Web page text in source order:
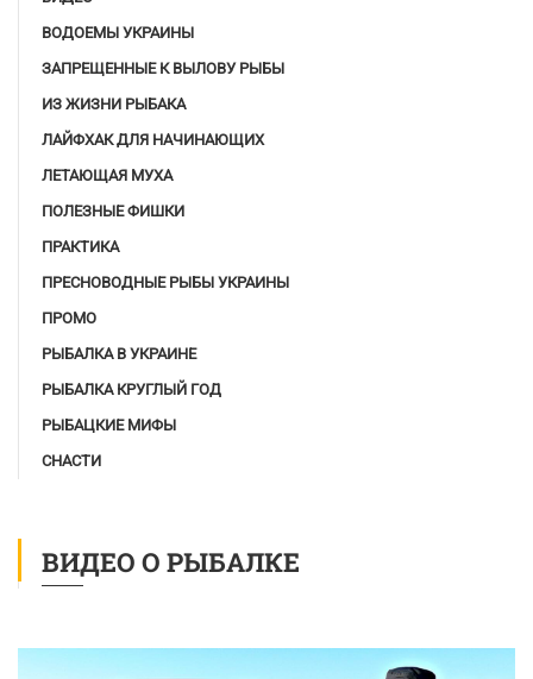
ВОДОЕМЫ УКРАИНЫ
ЗАПРЕЩЕННЫЕ К ВЫЛОВУ РЫБЫ
ИЗ ЖИЗНИ РЫБАКА
ЛАЙФХАК ДЛЯ НАЧИНАЮЩИХ
ЛЕТАЮЩАЯ МУХА
ПОЛЕЗНЫЕ ФИШКИ
ПРАКТИКА
ПРЕСНОВОДНЫЕ РЫБЫ УКРАИНЫ
ПРОМО
РЫБАЛКА В УКРАИНЕ
РЫБАЛКА КРУГЛЫЙ ГОД
РЫБАЦКИЕ МИФЫ
СНАСТИ
ВИДЕО О РЫБАЛКЕ